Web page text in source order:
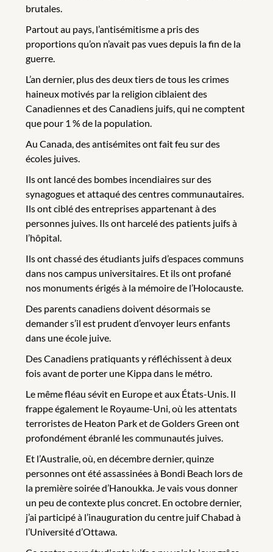
brutales.
Partout au pays, l’antisémitisme a pris des
proportions qu’on n’avait pas vues depuis la fin de la
guerre.
L’an dernier, plus des deux tiers de tous les crimes
haineux motivés par la religion ciblaient des
Canadiennes et des Canadiens juifs, qui ne comptent
que pour 1 % de la population.
Au Canada, des antisémites ont fait feu sur des
écoles juives.
Ils ont lancé des bombes incendiaires sur des
synagogues et attaqué des centres communautaires.
Ils ont ciblé des entreprises appartenant à des
personnes juives. Ils ont harcelé des patients juifs à
l’hôpital.
Ils ont chassé des étudiants juifs d’espaces communs
dans nos campus universitaires. Et ils ont profané
nos monuments érigés à la mémoire de l’Holocauste.
Des parents canadiens doivent désormais se
demander s’il est prudent d’envoyer leurs enfants
dans une école juive.
Des Canadiens pratiquants y réfléchissent à deux
fois avant de porter une Kippa dans le métro.
Le même fléau sévit en Europe et aux États-Unis. Il
frappe également le Royaume-Uni, où les attentats
terroristes de Heaton Park et de Golders Green ont
profondément ébranlé les communautés juives.
Et l’Australie, où, en décembre dernier, quinze
personnes ont été assassinées à Bondi Beach lors de
la première soirée d’Hanoukka. Je vais vous donner
un peu de contexte plus concret. En octobre dernier,
j’ai participé à l’inauguration du centre juif Chabad à
l’Université d’Ottawa.